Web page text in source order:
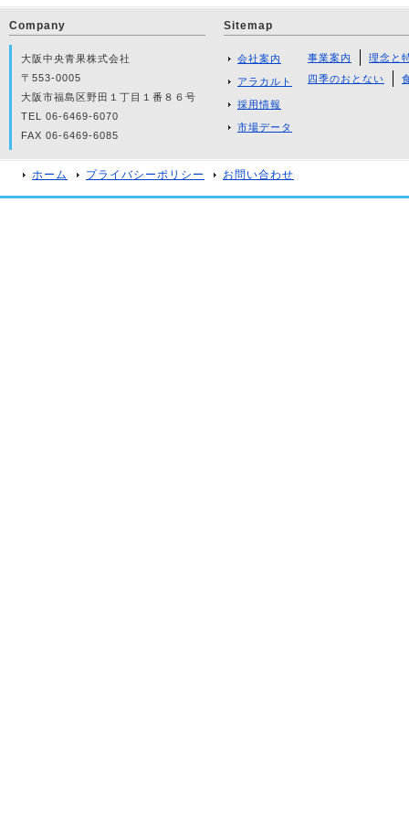
Sitemap
会社案内
アラカルト
採用情報
市場データ
事業案内
理念と
四季のおとない
Company
大阪中央青果株式会社
〒553-0005
大阪市福島区野田１丁目１番８６号
TEL 06-6469-6070
FAX 06-6469-6085
ホーム プライバシーポリシー お問い合わせ